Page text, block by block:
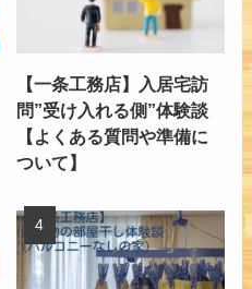
【一条工務店】入居宅訪
問”受け入れる側”体験談
【よくある質問や準備に
ついて】